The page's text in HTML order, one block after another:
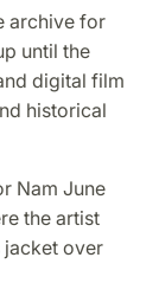
archive for
until the
digital film
historical
Nam June
the artist
jacket over